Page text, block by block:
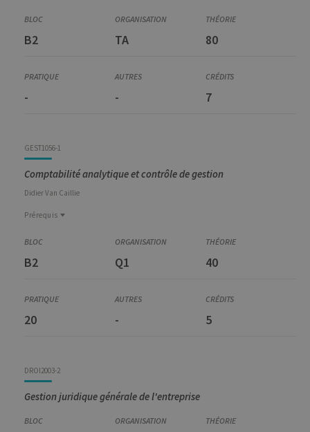
Prérequis
Anglais 1
B2 TA 80
- - 7
GEST1056-1
Comptabilité analytique et contrôle de gestion
DidierVan Caillie
Prérequis
Finance et comptabilité
B2 Q1 40
20 - 5
DROI2003-2
Gestion juridique générale de l'entreprise